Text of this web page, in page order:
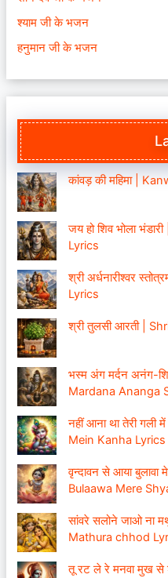
श्याम जी के भजन
हनुमान जी के भजन
कांवड़ की महिमा |
जय हो शिव भोला
Lyrics
श्री अर्धनारीश्वर
Lyrics
श्री तुलसी आरती |
भस्म अंग मर्दन अनंग-
Mardana Ananga
नहीं आना था तेरी गली
Mein Kanha Lyrics
वृन्दावन से आया
Bulaawa Mere
सांवरे सलोने जाओ ना
Mathura chhod
तू रट ले रे मनवा मुख से